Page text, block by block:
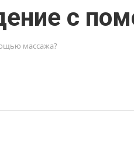
с
массажа?